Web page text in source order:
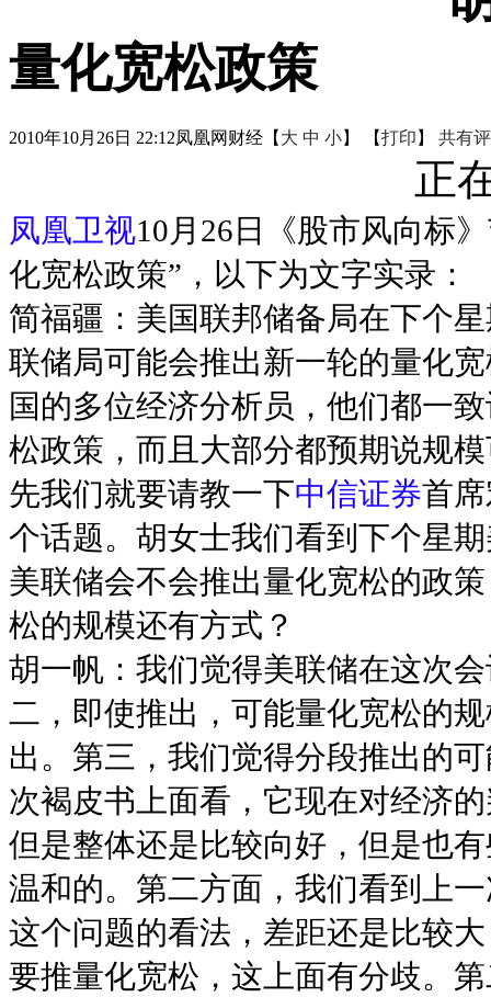
量化宽松政策
2010年10月26日 22:12凤凰网财经 【 大 中 小】 【打印 】 共有
正
凤凰卫视10月26日《股市风向标
化宽松政策”，以下为文字实录：
简福疆：美国联邦储备局在下个
联储局可能会推出新一轮的量化
国的多位经济分析员，他们都一
松政策，而且大部分都预期说规
先我们就要请教一下中信证券首
个话题。胡女士我们看到下个星
美联储会不会推出量化宽松的政
松的规模还有方式？
胡一帆：我们觉得美联储在这次
二，即使推出，可能量化宽松的
出。第三，我们觉得分段推出的
次褐皮书上面看，它现在对经济
但是整体还是比较向好，但是也
温和的。第二方面，我们看到上
这个问题的看法，差距还是比较
要推量化宽松，这上面有分歧。